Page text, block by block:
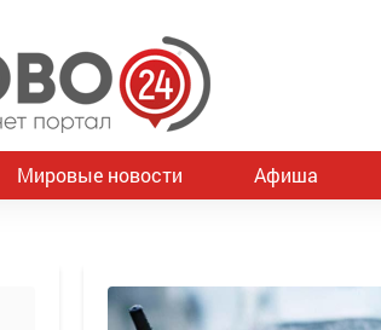
Мировые новости Афиша